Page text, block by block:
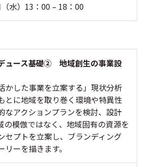
水）13：00 – 18：00
ュース基礎② 地域創生の事業設
かした事業を立案する」現状分析
とに地域を取り巻く環境や特異性
なアクションプランを検討、設計
の模倣ではなく、地域固有の資源を
セプトを立案し、ブランディング
ーを描きます。